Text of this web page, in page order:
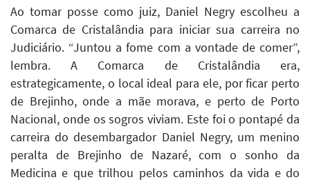
Ao tomar posse como juiz, Daniel Negry escolheu a
Comarca de Cristalândia para iniciar sua carreira no
Judiciário. “Juntou a fome com a vontade de comer”,
lembra. A Comarca de Cristalândia era,
estrategicamente, o local ideal para ele, por ficar perto
de Brejinho, onde a mãe morava, e perto de Porto
Nacional, onde os sogros viviam. Este foi o pontapé da
carreira do desembargador Daniel Negry, um menino
peralta de Brejinho de Nazaré, com o sonho da
Medicina e que trilhou pelos caminhos da vida e do